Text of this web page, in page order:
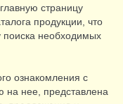
страницу
продукции, что
поиска необходимых
ознакомления с
на нее, представлена